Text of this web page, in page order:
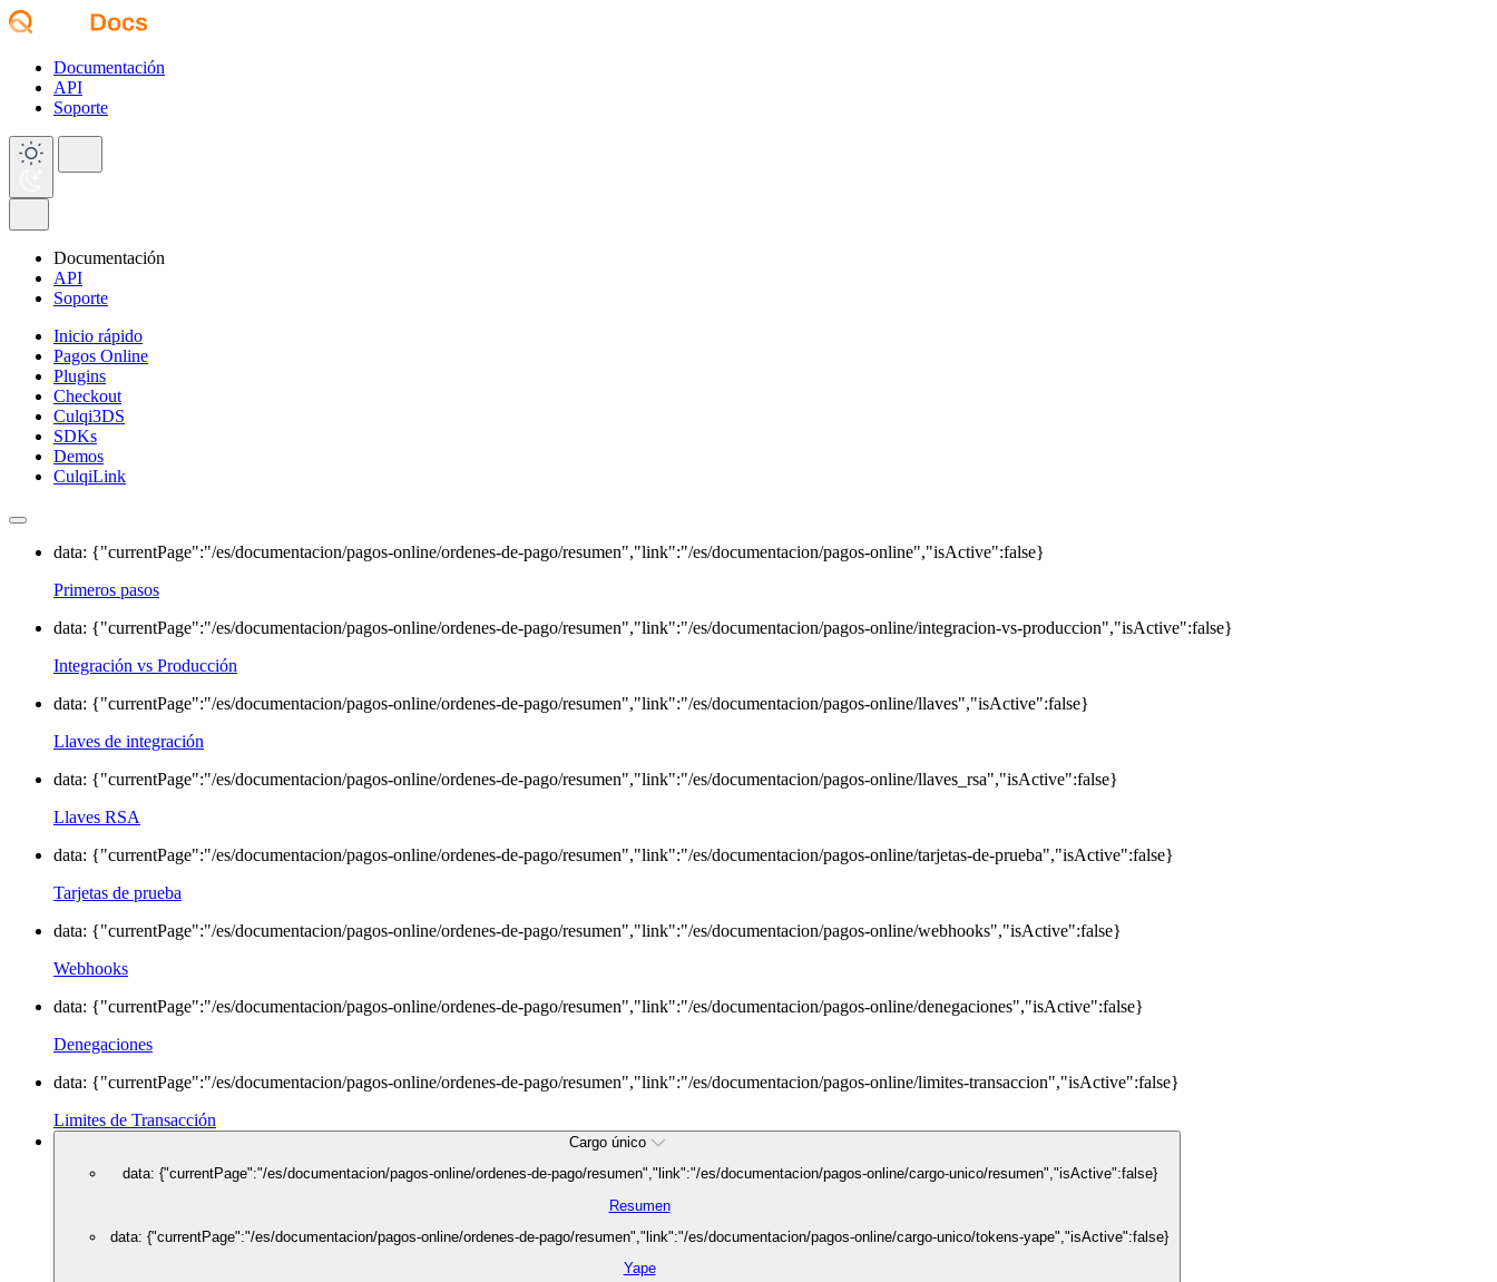
Documentación
API
Soporte
Documentación
API
Soporte
Inicio rápido
Pagos Online
Plugins
Checkout
Culqi3DS
SDKs
Demos
CulqiLink
data: {"currentPage":"/es/documentacion/pagos-online/ordenes-de-pago/resumen","link":"/es/documentacion/pagos-online","isActive":false}
Primeros pasos
data: {"currentPage":"/es/documentacion/pagos-online/ordenes-de-pago/resumen","link":"/es/documentacion/pagos-online/integracion-vs-produccion","isActive":false}
Integración vs Producción
data: {"currentPage":"/es/documentacion/pagos-online/ordenes-de-pago/resumen","link":"/es/documentacion/pagos-online/llaves","isActive":false}
Llaves de integración
data: {"currentPage":"/es/documentacion/pagos-online/ordenes-de-pago/resumen","link":"/es/documentacion/pagos-online/llaves_rsa","isActive":false}
Llaves RSA
data: {"currentPage":"/es/documentacion/pagos-online/ordenes-de-pago/resumen","link":"/es/documentacion/pagos-online/tarjetas-de-prueba","isActive":false}
Tarjetas de prueba
data: {"currentPage":"/es/documentacion/pagos-online/ordenes-de-pago/resumen","link":"/es/documentacion/pagos-online/webhooks","isActive":false}
Webhooks
data: {"currentPage":"/es/documentacion/pagos-online/ordenes-de-pago/resumen","link":"/es/documentacion/pagos-online/denegaciones","isActive":false}
Denegaciones
data: {"currentPage":"/es/documentacion/pagos-online/ordenes-de-pago/resumen","link":"/es/documentacion/pagos-online/limites-transaccion","isActive":false}
Limites de Transacción
Cargo único
data: {"currentPage":"/es/documentacion/pagos-online/ordenes-de-pago/resumen","link":"/es/documentacion/pagos-online/cargo-unico/resumen","isActive":false}
Resumen
data: {"currentPage":"/es/documentacion/pagos-online/ordenes-de-pago/resumen","link":"/es/documentacion/pagos-online/cargo-unico/tokens-yape","isActive":false}
Yape